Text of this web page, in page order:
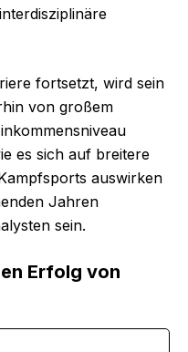
fortsetzt, wird sein
von großem
es sich auf breitere
auswirken
Jahren
sein.
Erfolg von